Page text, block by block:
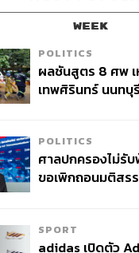
WEEK
POLITICS
ผลชันสูตร 8 ศพ เ
เทพศิรินทร์ นนทบุ
POLITICS
ศาลปกครองไม่รั
ขอเพิกถอนมติสร
SPORT
adidas เปิดตัว